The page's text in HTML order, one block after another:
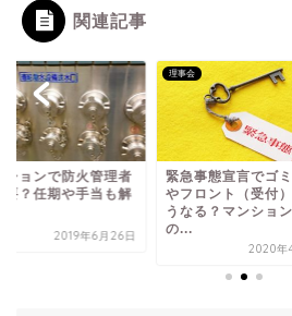
関連記事
事態宣言でゴミ出し
ロント（受付）はど
理事会
マンションの総会
るのは何故？揉め
と対策について